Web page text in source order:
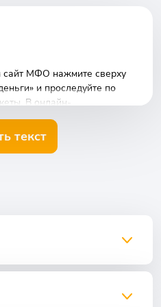
МФО нажмите сверху
и проследуйте по
В онлайн-
укажите срок и
Удобный сервис
кредита, а также
займа через сервис
специализируется на
персональные
текст